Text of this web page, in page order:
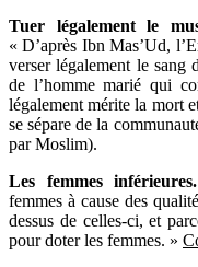
Tuer légalement le
« D’après Ibn Mas’Ud,
verser légalement le sang
de l’homme marié qui
légalement mérite la mort
se sépare de la
par Moslim).
Les femmes inférieures.
femmes à cause des
dessus de celles-ci, et
pour doter les femmes. »